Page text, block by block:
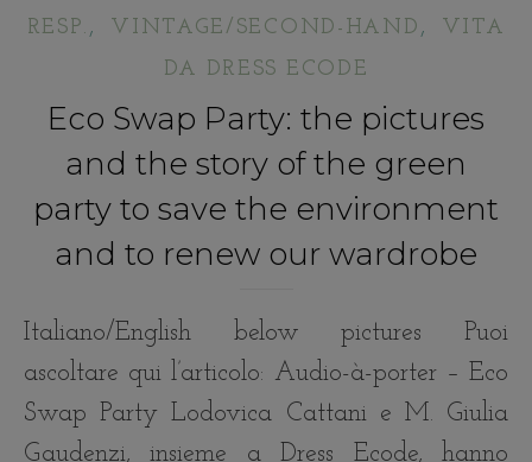
RESP. , VINTAGE/SECOND-HAND ,
VITA
DA DRESS ECODE
Eco Swap Party: the pictures
and the story of the green
party to save the environment
and to renew our wardrobe
Italiano/English below pictures Puoi
ascoltare qui l’articolo: Audio-à-porter – Eco
Swap Party Lodovica Cattani e M. Giulia
Gaudenzi, insieme a Dress Ecode, hanno